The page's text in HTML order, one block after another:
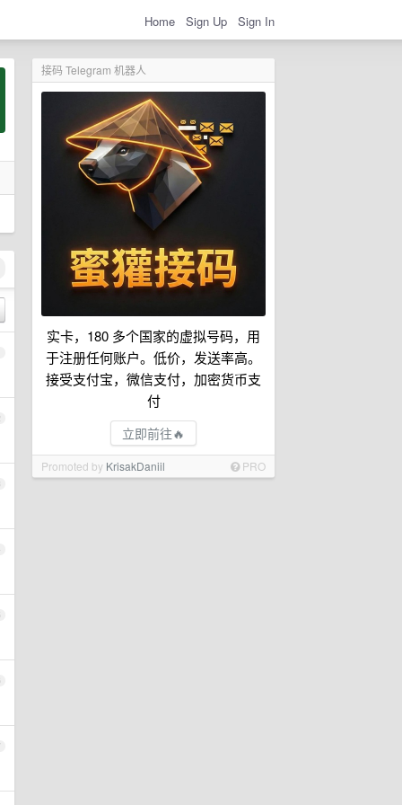
Home Sign Up Sign In
接码 Telegram 机器人
实卡，180 多个国家的虚拟号码，用
于注册任何账户。低价，发送率高。
接受支付宝，微信支付，加密货币支
付
立即前往🔥
Promoted by KrisakDaniil PRO